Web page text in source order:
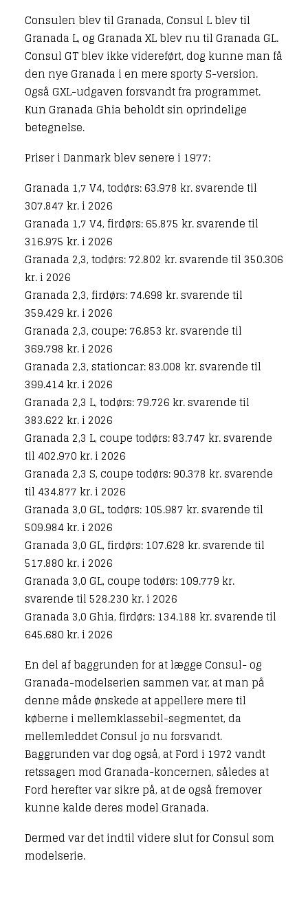
Consulen blev til Granada, Consul L blev til
Granada L, og Granada XL blev nu til Granada GL.
Consul GT blev ikke videreført, dog kunne man få
den nye Granada i en mere sporty S-version.
Også GXL-udgaven forsvandt fra programmet.
Kun Granada Ghia beholdt sin oprindelige
betegnelse.
Priser i Danmark blev senere i 1977:
Granada 1,7 V4, todørs: 63.978 kr. svarende til
307.847 kr. i 2026
Granada 1,7 V4, firdørs: 65.875 kr. svarende til
316.975 kr. i 2026
Granada 2,3, todørs: 72.802 kr. svarende til 350.306
kr. i 2026
Granada 2,3, firdørs: 74.698 kr. svarende til
359.429 kr. i 2026
Granada 2,3, coupe: 76.853 kr. svarende til
369.798 kr. i 2026
Granada 2,3, stationcar: 83.008 kr. svarende til
399.414 kr. i 2026
Granada 2,3 L, todørs: 79.726 kr. svarende til
383.622 kr. i 2026
Granada 2,3 L, coupe todørs: 83.747 kr. svarende
til 402.970 kr. i 2026
Granada 2,3 S, coupe todørs: 90.378 kr. svarende
til 434.877 kr. i 2026
Granada 3,0 GL, todørs: 105.987 kr. svarende til
509.984 kr. i 2026
Granada 3,0 GL, firdørs: 107.628 kr. svarende til
517.880 kr. i 2026
Granada 3,0 GL, coupe todørs: 109.779 kr.
svarende til 528.230 kr. i 2026
Granada 3,0 Ghia, firdørs: 134.188 kr. svarende til
645.680 kr. i 2026
En del af baggrunden for at lægge Consul- og
Granada-modelserien sammen var, at man på
denne måde ønskede at appellere mere til
køberne i mellemklassebil-segmentet, da
mellemleddet Consul jo nu forsvandt.
Baggrunden var dog også, at Ford i 1972 vandt
retssagen mod Granada-koncernen, således at
Ford herefter var sikre på, at de også fremover
kunne kalde deres model Granada.
Dermed var det indtil videre slut for Consul som
modelserie.